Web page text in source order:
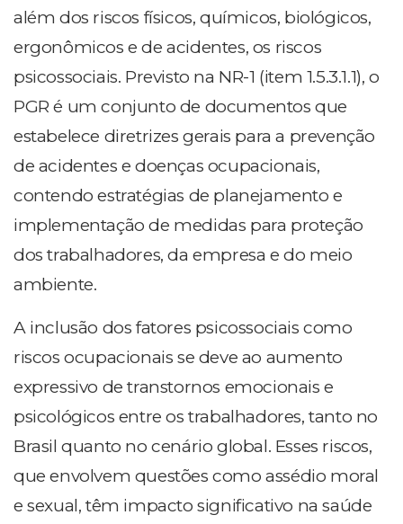
além dos riscos físicos, químicos, biológicos,
ergonômicos e de acidentes, os riscos
psicossociais. Previsto na NR-1 (item 1.5.3.1.1), o
PGR é um conjunto de documentos que
estabelece diretrizes gerais para a prevenção
de acidentes e doenças ocupacionais,
contendo estratégias de planejamento e
implementação de medidas para proteção
dos trabalhadores, da empresa e do meio
ambiente.
A inclusão dos fatores psicossociais como
riscos ocupacionais se deve ao aumento
expressivo de transtornos emocionais e
psicológicos entre os trabalhadores, tanto no
Brasil quanto no cenário global. Esses riscos,
que envolvem questões como assédio moral
e sexual, têm impacto significativo na saúde